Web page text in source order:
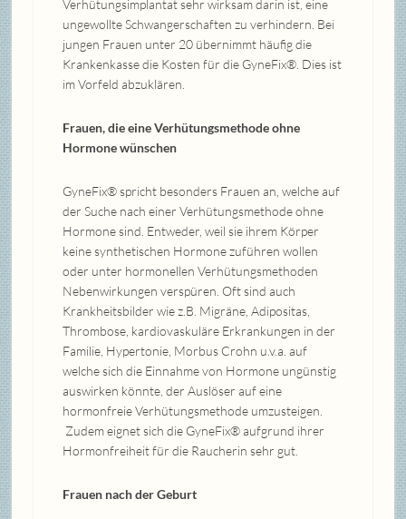
Verhütungsimplantat sehr wirksam darin ist, eine
ungewollte Schwangerschaften zu verhindern. Bei
jungen Frauen unter 20 übernimmt häufig die
Krankenkasse die Kosten für die GyneFix®. Dies ist
im Vorfeld abzuklären.
Frauen, die eine Verhütungsmethode ohne
Hormone wünschen
GyneFix® spricht besonders Frauen an, welche auf
der Suche nach einer Verhütungsmethode ohne
Hormone sind. Entweder, weil sie ihrem Körper
keine synthetischen Hormone zuführen wollen
oder unter hormonellen Verhütungsmethoden
Nebenwirkungen verspüren. Oft sind auch
Krankheitsbilder wie z.B. Migräne, Adipositas,
Thrombose, kardiovaskuläre Erkrankungen in der
Familie, Hypertonie, Morbus Crohn u.v.a. auf
welche sich die Einnahme von Hormone ungünstig
auswirken könnte, der Auslöser auf eine
hormonfreie Verhütungsmethode umzusteigen.
Zudem eignet sich die GyneFix® aufgrund ihrer
Hormonfreiheit für die Raucherin sehr gut.
Frauen nach der Geburt